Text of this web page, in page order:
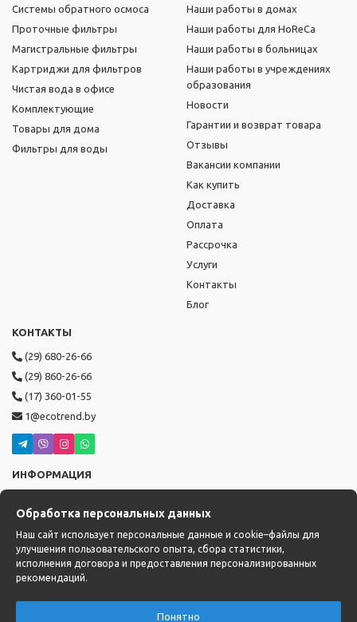
Системы обратного осмоса
Проточные фильтры
Магистральные фильтры
Картриджи для фильтров
Чистая вода в офисе
Комплектующие
Товары для дома
Фильтры для воды
Наши работы в домах
Наши работы для HoReCa
Наши работы в больницах
Наши работы в учреждениях
образования
Новости
Гарантии и возврат товара
Отзывы
Вакансии компании
Как купить
Доставка
Оплата
Рассрочка
Услуги
Контакты
Блог
КОНТАКТЫ
(29) 680-26-66
(29) 860-26-66
(17) 360-01-55
1@ecotrend.by
ИНФОРМАЦИЯ
сб-вс с 10:00 до 17:00
Доставка: с 14:00 до 22:00
Обработка персональных данных
Наш сайт использует персональные данные и cookie–файлы для
улучшения пользовательского опыта, сбора статистики,
исполнения договора и предоставления персонализированных
рекомендаций.
Понятно